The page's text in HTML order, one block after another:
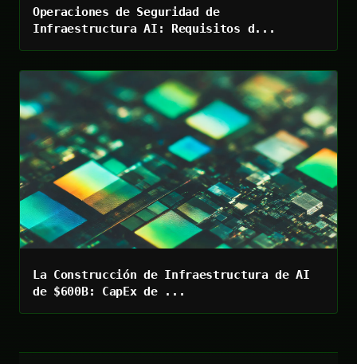
Operaciones de Seguridad de
Infraestructura AI: Requisitos d...
La Construcción de Infraestructura de AI
de $600B: CapEx de ...